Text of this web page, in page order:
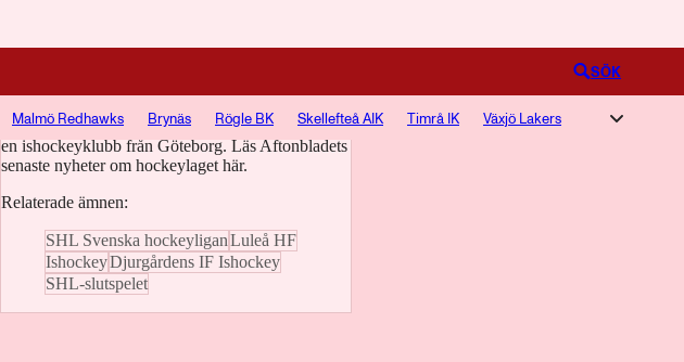
SÖK
Malmö Redhawks Brynäs Rögle BK Skellefteå AIK Timrå IK Växjö Lakers
Frölunda HC, tidigare kallad Frölunda Indians, är
en ishockeyklubb från Göteborg. Läs Aftonbladets
senaste nyheter om hockeylaget här.
Relaterade ämnen:
SHL Svenska hockeyliganLuleå HF
IshockeyDjurgårdens IF Ishockey
SHL-slutspelet